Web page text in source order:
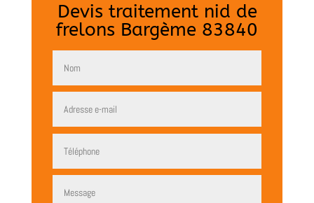
Devis traitement nid de
frelons Bargème 83840